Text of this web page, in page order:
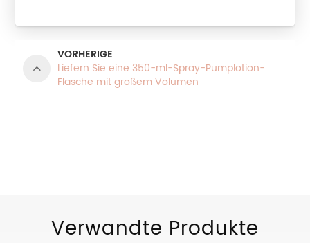
VORHERIGE
Liefern Sie eine 350-ml-Spray-Pumplotion-
Flasche mit großem Volumen
Verwandte Produkte